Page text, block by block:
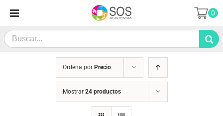
contenido
Search
for:
0
Ordena por Precio
Mostrar 24 productos